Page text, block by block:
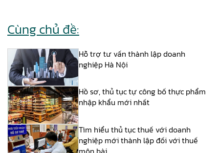
Cùng chủ đề:
Hỗ trợ tư vấn thành lập doanh
nghiệp Hà Nội
Hồ sơ, thủ tục tự công bố thực phẩm
nhập khẩu mới nhất
Tìm hiểu thủ tục thuế với doanh
nghiệp mới thành lập đối với thuế